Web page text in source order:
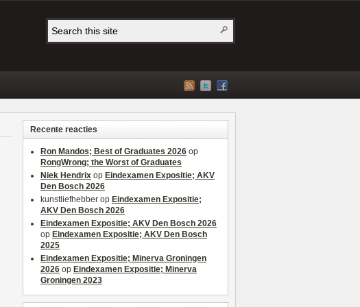
Recente reacties
Ron Mandos; Best of Graduates 2026 op
RongWrong; the Worst of Graduates
Niek Hendrix op Eindexamen Expositie; AKV
Den Bosch 2026
kunstliefhebber op Eindexamen Expositie;
AKV Den Bosch 2026
Eindexamen Expositie; AKV Den Bosch 2026
op Eindexamen Expositie; AKV Den Bosch
2025
Eindexamen Expositie; Minerva Groningen
2026 op Eindexamen Expositie; Minerva
Groningen 2023